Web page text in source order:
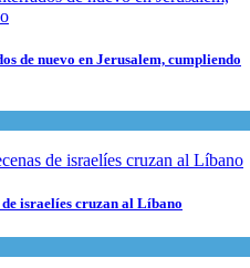
de nuevo en Jerusalem, cumpliendo
israelíes cruzan al Líbano